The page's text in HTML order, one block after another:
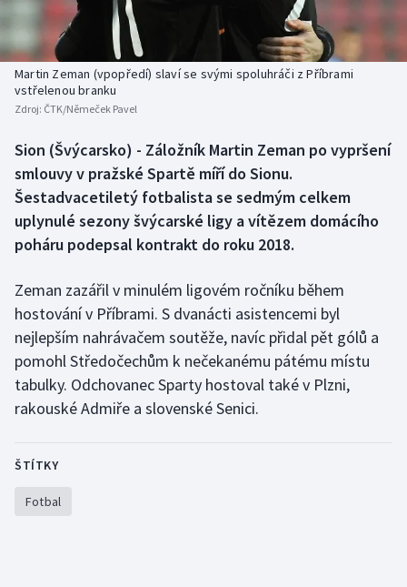
Baseball a softbal
Basketbal
Biatlon
Boby a skeleton
Box
Curling
Florbal
Futsal
Golf
Házená
Soutěže
Historické návraty
Aplikace ČT sport
AZ kvíz
Martin Zeman (vpopředí) slaví se svými spoluhráči z Příbrami
vstřelenou branku
Zdroj: ČTK/Němeček Pavel
Sion (Švýcarsko) - Záložník Martin Zeman po vypršení
smlouvy v pražské Spartě míří do Sionu.
Šestadvacetiletý fotbalista se sedmým celkem
uplynulé sezony švýcarské ligy a vítězem domácího
poháru podepsal kontrakt do roku 2018.
Zeman zazářil v minulém ligovém ročníku během
hostování v Příbrami. S dvanácti asistencemi byl
nejlepším nahrávačem soutěže, navíc přidal pět gólů a
pomohl Středočechům k nečekanému pátému místu
tabulky. Odchovanec Sparty hostoval také v Plzni,
rakouské Admiře a slovenské Senici.
ŠTÍTKY
Fotbal